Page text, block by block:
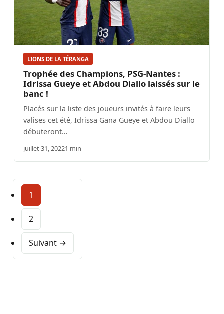
LIONS DE LA TÉRANGA
Trophée des Champions, PSG-Nantes :
Idrissa Gueye et Abdou Diallo laissés sur le
banc !
Placés sur la liste des joueurs invités à faire leurs
valises cet été, Idrissa Gana Gueye et Abdou Diallo
débuteront…
juillet 31, 20221 min
1
2
Suivant →